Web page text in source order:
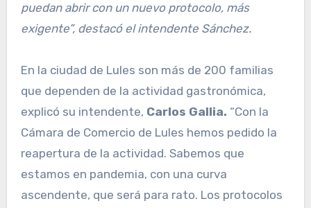
puedan abrir con un nuevo protocolo, más
exigente”, destacó el intendente Sánchez.
En la ciudad de Lules son más de 200 familias
que dependen de la actividad gastronómica,
explicó su intendente, Carlos Gallia. “Con la
Cámara de Comercio de Lules hemos pedido la
reapertura de la actividad. Sabemos que
estamos en pandemia, con una curva
ascendente, que será para rato. Los protocolos